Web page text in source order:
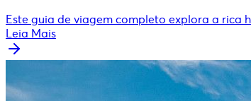
Este guia de viagem completo explora a rica
Leia Mais